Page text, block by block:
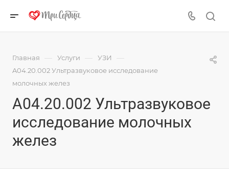
Главная — Услуги — УЗИ —
A04.20.002 Ультразвуковое исследование
молочных желез
A04.20.002 Ультразвуковое
исследование молочных
желез